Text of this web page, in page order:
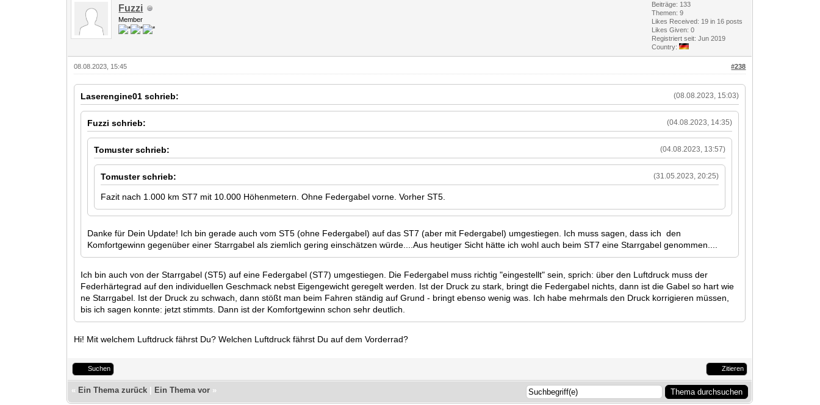
Fuzzi
Member
Beiträge: 133
Themen: 9
Likes Received: 19 in 16 posts
Likes Given: 0
Registriert seit: Jun 2019
Country:
#238
08.08.2023, 15:45
(08.08.2023, 15:03)
Laserengine01 schrieb:
(04.08.2023, 14:35)
Fuzzi schrieb:
(04.08.2023, 13:57)
Tomuster schrieb:
(31.05.2023, 20:25)
Tomuster schrieb:
Fazit nach 1.000 km ST7 mit 10.000 Höhenmetern. Ohne Federgabel vorne. Vorher ST5.
Danke für Dein Update! Ich bin gerade auch vom ST5 (ohne Federgabel) auf das ST7 (aber mit Federgabel) umgestiegen. Ich muss sagen, dass ich den
Komfortgewinn gegenüber einer Starrgabel als ziemlich gering einschätzen würde....Aus heutiger Sicht hätte ich wohl auch beim ST7 eine Starrgabel genommen....
Ich bin auch von der Starrgabel (ST5) auf eine Federgabel (ST7) umgestiegen. Die Federgabel muss richtig "eingestellt" sein, sprich: über den Luftdruck muss der
Federhärtegrad auf den individuellen Geschmack nebst Eigengewicht geregelt werden. Ist der Druck zu stark, bringt die Federgabel nichts, dann ist die Gabel so hart wie
ne Starrgabel. Ist der Druck zu schwach, dann stößt man beim Fahren ständig auf Grund - bringt ebenso wenig was. Ich habe mehrmals den Druck korrigieren müssen,
bis ich sagen konnte: jetzt stimmts. Dann ist der Komfortgewinn schon sehr deutlich.
Hi! Mit welchem Luftdruck fährst Du? Welchen Luftdruck fährst Du auf dem Vorderrad?
Suchen Zitieren
« Ein Thema zurück Ein Thema vor »